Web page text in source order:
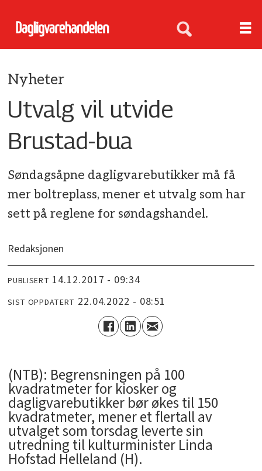
Nyheter
Utvalg vil utvide
Brustad-bua
Søndagsåpne dagligvarebutikker må få
mer boltreplass, mener et utvalg som har
sett på reglene for søndagshandel.
Redaksjonen
PUBLISERT 14.12.2017 - 09:34
SIST OPPDATERT 22.04.2022 - 08:51
(NTB): Begrensningen på 100
kvadratmeter for kiosker og
dagligvarebutikker bør økes til 150
kvadratmeter, mener et flertall av
utvalget som torsdag leverte sin
utredning til kulturminister Linda
Hofstad Helleland (H).